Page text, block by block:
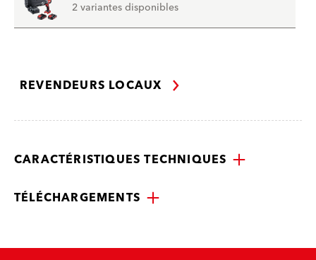
2 variantes disponibles
REVENDEURS LOCAUX
CARACTÉRISTIQUES TECHNIQUES
TÉLÉCHARGEMENTS